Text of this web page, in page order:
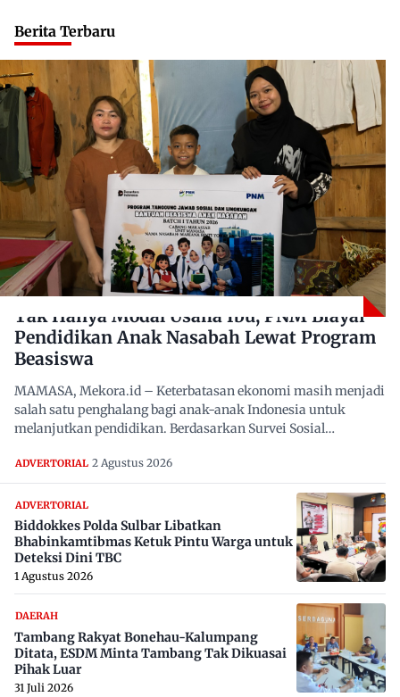
Berita Terbaru
Tak Hanya Modal Usaha Ibu, PNM Biayai
Pendidikan Anak Nasabah Lewat Program
Beasiswa
MAMASA, Mekora.id – Keterbatasan ekonomi masih menjadi
salah satu penghalang bagi anak-anak Indonesia untuk
melanjutkan pendidikan. Berdasarkan Survei Sosial
ADVERTORIAL 2 Agustus 2026
ADVERTORIAL
Biddokkes Polda Sulbar Libatkan
Bhabinkamtibmas Ketuk Pintu Warga untuk
Deteksi Dini TBC
1 Agustus 2026
DAERAH
Tambang Rakyat Bonehau-Kalumpang
Ditata, ESDM Minta Tambang Tak Dikuasai
Pihak Luar
31 Juli 2026